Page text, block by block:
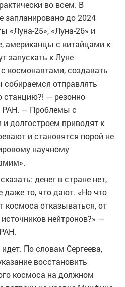
во всем. В
запланировано до 2024
«Луна-25», «Луна-26» и
американцы с китайцами к
запускать к Луне
космонавтами, создавать
отправлять
станцию?! — резонно
РАН. — Проблемы с
долгостроем приводят к
и становятся порой не
научному
денег в стране нет,
даже то, что дают. «Но что
космоса отказываться, от
нейтронов?» —
По словам Сергеева,
восстановить
космоса на должном